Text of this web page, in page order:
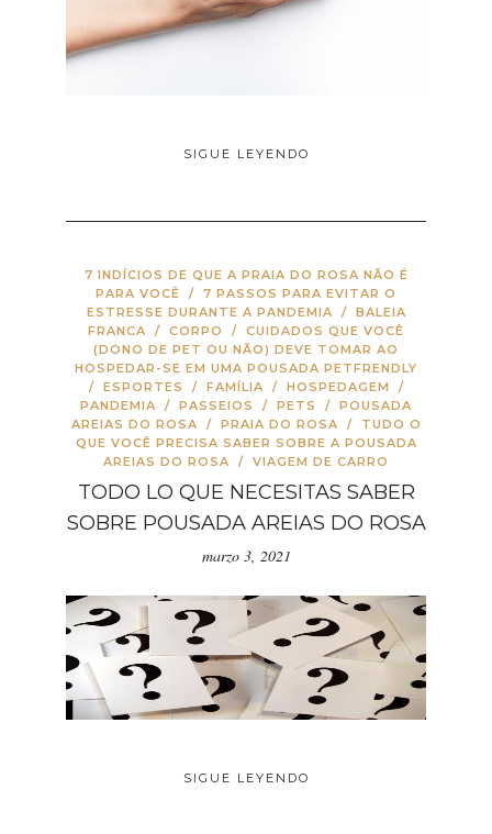
SIGUE LEYENDO
7 INDÍCIOS DE QUE A PRAIA DO ROSA NÃO É
PARA VOCÊ / 7 PASSOS PARA EVITAR O
ESTRESSE DURANTE A PANDEMIA / BALEIA
FRANCA / CORPO / CUIDADOS QUE VOCÊ
(DONO DE PET OU NÃO) DEVE TOMAR AO
HOSPEDAR-SE EM UMA POUSADA PETFRENDLY
/ ESPORTES / FAMÍLIA / HOSPEDAGEM
/
PANDEMIA / PASSEIOS / PETS / POUSADA
AREIAS DO ROSA / PRAIA DO ROSA /
TUDO O
QUE VOCÊ PRECISA SABER SOBRE A POUSADA
AREIAS DO ROSA / VIAGEM DE CARRO
TODO LO QUE NECESITAS SABER
SOBRE POUSADA AREIAS DO ROSA
marzo 3, 2021
SIGUE LEYENDO